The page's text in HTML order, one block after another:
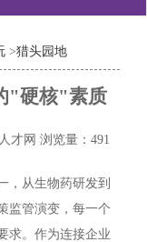
>猎头园地
"硬核"素质
才网 浏览量：491
，从生物药研发到
监管演变，每一个
求。作为连接企业